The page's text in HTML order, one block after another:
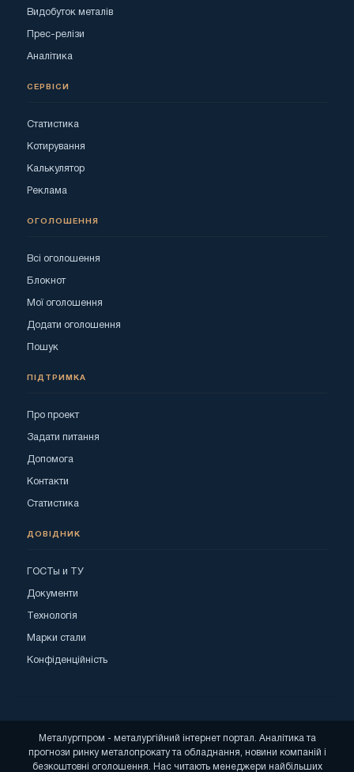
Видобуток металів
Прес-релізи
Аналітика
СЕРВІСИ
Статистика
Котирування
Калькулятор
Реклама
ОГОЛОШЕННЯ
Всі оголошення
Блокнот
Мої оголошення
Додати оголошення
Пошук
ПІДТРИМКА
Про проект
Задати питання
Допомога
Контакти
Статистика
ДОВІДНИК
ГОСТы и ТУ
Документи
Технологія
Марки стали
Конфіденційність
Металургпром - металургійний інтернет портал. Аналітика та
прогнози ринку металопрокату та обладнання, новини компаній і
безкоштовні оголошення. Нас читають менеджери найбільших